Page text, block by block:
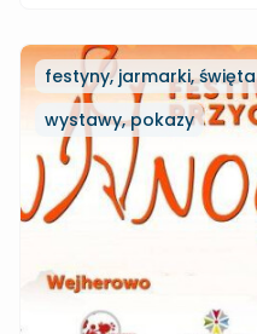
festyny, jarmarki, święta
wystawy, pokazy